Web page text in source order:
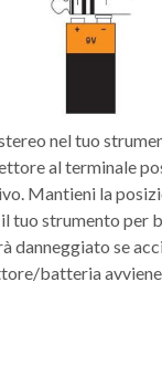
nel tuo
al terminale
Mantieni la
tuo strumento per
danneggiato se
batteria avviene